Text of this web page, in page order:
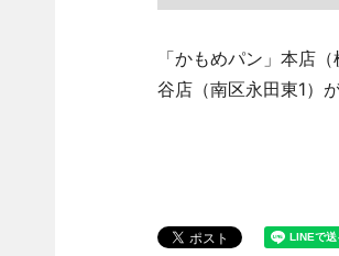
「かもめパン」本店
谷店（南区永田東1）